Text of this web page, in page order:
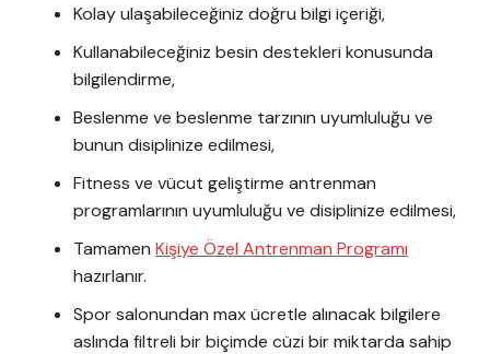
Kolay ulaşabileceğiniz doğru bilgi içeriği,
Kullanabileceğiniz besin destekleri konusunda
bilgilendirme,
Beslenme ve beslenme tarzının uyumluluğu ve
bunun disiplinize edilmesi,
Fitness ve vücut geliştirme antrenman
programlarının uyumluluğu ve disiplinize edilmesi,
TamamenKişiye Özel Antrenman Programı
hazırlanır.
Spor salonundan max ücretle alınacak bilgilere
aslında filtreli bir biçimde cüzi bir miktarda sahip